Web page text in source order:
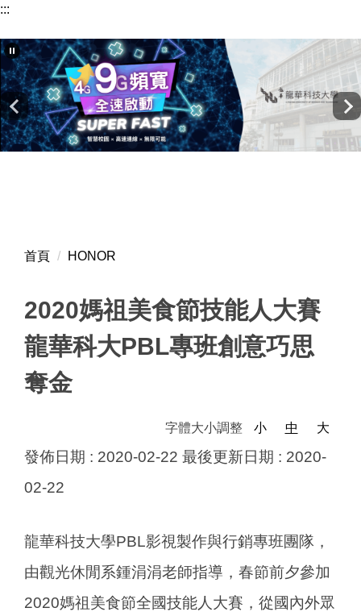
跳
主
要
內
容
區
:::
首頁 HONOR
2020媽祖美食節技能人大賽
龍華科大PBL專班創意巧思
奪金
字體大小調整 小 中 大
發佈日期 : 2020-02-22 最後更新日期 : 2020-
02-22
龍華科技大學PBL影視製作與行銷專班團隊，
由觀光休閒系鍾涓涓老師指導，春節前夕參加
2020媽祖美食節全國技能人大賽，從國內外眾